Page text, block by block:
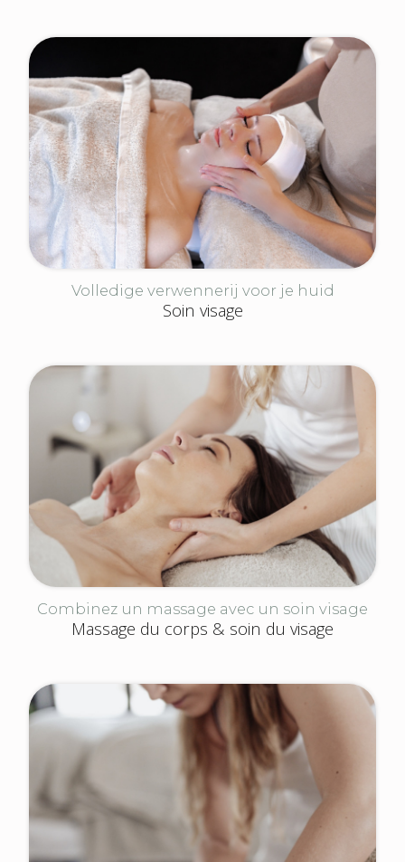
Volledige verwennerij voor je huid
Soin visage
Combinez un massage avec un soin visage
Massage du corps & soin du visage